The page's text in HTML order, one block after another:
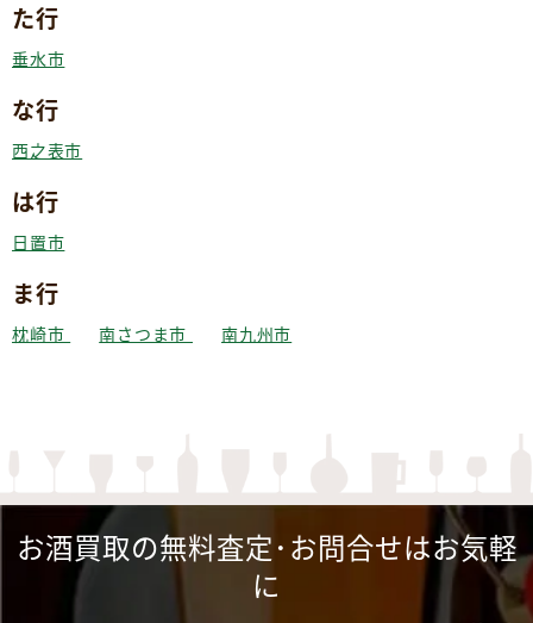
た行
垂水市
な行
西之表市
は行
日置市
ま行
枕崎市 南さつま市 南九州市
お酒買取の無料査定･お問合せはお気軽
に